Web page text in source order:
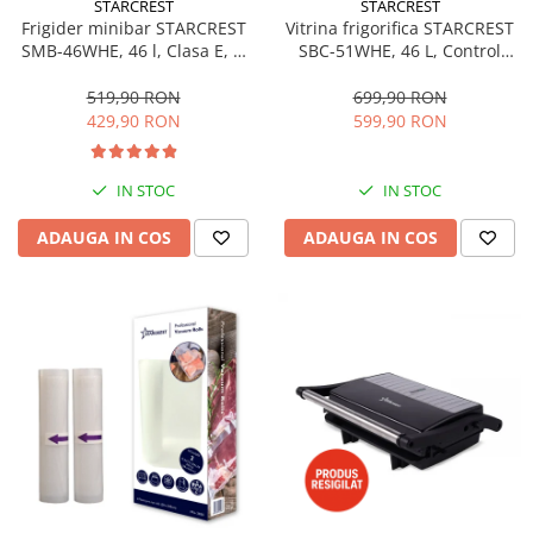
Aspiratoare
Mopuri electrice cu abur
Cantare corporale
Ingrijire tesaturi
Statii de calcat
Masini de cusut
Ondulatoare
Periute de dinti electrice
Pile electrice
Placi de indreptat parul
Plite
Preparare alimente
STARCREST
Frigider minibar STARCREST
SMB-46WHE, 46 l, Clasa E, H
519,90 RON
429,90 RON
IN STOC
ADAUGA IN COS
STARCREST
Vitrina frigorifica STARCREST
SBC-51WHE, 46 L, Control
48.8 cm, Alb
699,90 RON
599,90 RON
IN STOC
ADAUGA IN COS